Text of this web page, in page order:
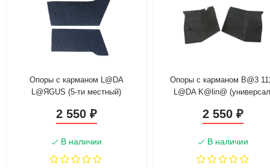
Опоры с карманом L@DA
L@ЯGUS (5-ти местный)
2 550 ₽
В наличии
Опоры с карманом B@3
L@DA K@lin@
2 550₽
В наличии